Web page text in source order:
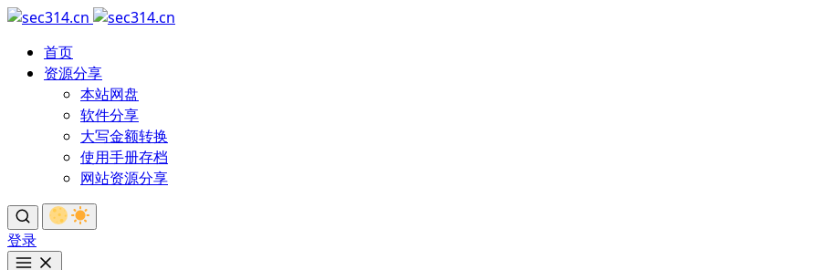
首页
资源分享
本站网盘
软件分享
大写金额转换
使用手册存档
网站资源分享
登录